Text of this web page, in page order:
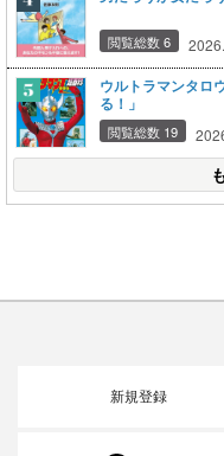
閲覧総数 6
ウルトラマンタロ
る！」
閲覧総数 19
新規登録